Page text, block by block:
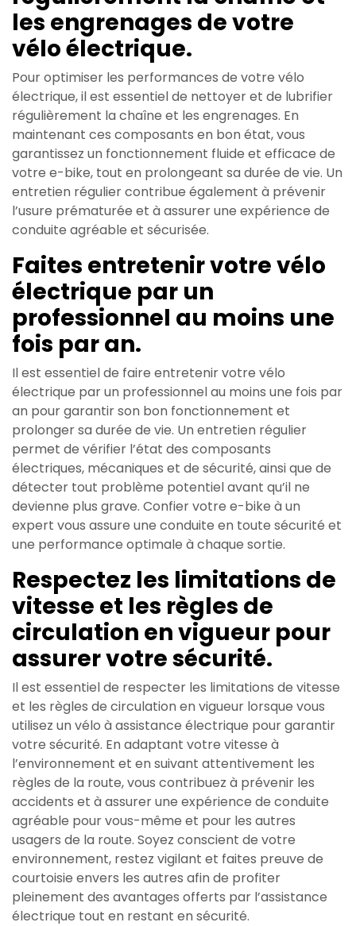
les engrenages de votre
vélo électrique.
Pour optimiser les performances de votre vélo
électrique, il est essentiel de nettoyer et de lubrifier
régulièrement la chaîne et les engrenages. En
maintenant ces composants en bon état, vous
garantissez un fonctionnement fluide et efficace de
votre e-bike, tout en prolongeant sa durée de vie. Un
entretien régulier contribue également à prévenir
l’usure prématurée et à assurer une expérience de
conduite agréable et sécurisée.
Faites entretenir votre vélo
électrique par un
professionnel au moins une
fois par an.
Il est essentiel de faire entretenir votre vélo
électrique par un professionnel au moins une fois par
an pour garantir son bon fonctionnement et
prolonger sa durée de vie. Un entretien régulier
permet de vérifier l’état des composants
électriques, mécaniques et de sécurité, ainsi que de
détecter tout problème potentiel avant qu’il ne
devienne plus grave. Confier votre e-bike à un
expert vous assure une conduite en toute sécurité et
une performance optimale à chaque sortie.
Respectez les limitations de
vitesse et les règles de
circulation en vigueur pour
assurer votre sécurité.
Il est essentiel de respecter les limitations de vitesse
et les règles de circulation en vigueur lorsque vous
utilisez un vélo à assistance électrique pour garantir
votre sécurité. En adaptant votre vitesse à
l’environnement et en suivant attentivement les
règles de la route, vous contribuez à prévenir les
accidents et à assurer une expérience de conduite
agréable pour vous-même et pour les autres
usagers de la route. Soyez conscient de votre
environnement, restez vigilant et faites preuve de
courtoisie envers les autres afin de profiter
pleinement des avantages offerts par l’assistance
électrique tout en restant en sécurité.